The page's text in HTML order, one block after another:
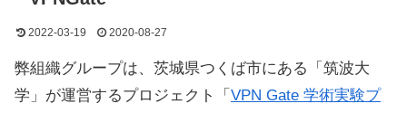
2022-03-19 2020-08-27
弊組織グループは、茨城県つくば市にある「筑波大
学」が運営するプロジェクト「 VPN Gate 学術実験プ